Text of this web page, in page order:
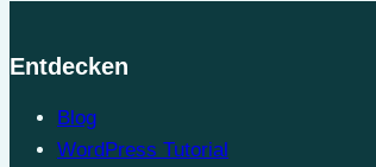
Entdecken
Blog
WordPress Tutorial